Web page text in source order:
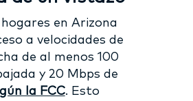
en Arizona
a velocidades de
de al menos 100
y 20 Mbps de
la FCC. Esto